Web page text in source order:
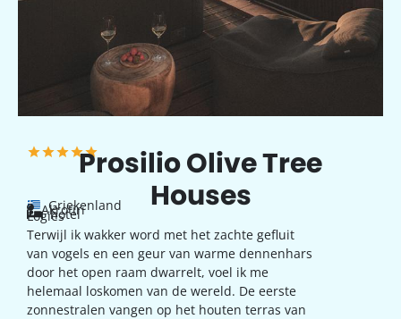
Prosilio Olive Tree
Houses
Griekenland
Akrotiri
hotel
Logies
Terwijl ik wakker word met het zachte gefluit
van vogels en een geur van warme dennenhars
door het open raam dwarrelt, voel ik me
helemaal loskomen van de wereld. De eerste
zonnestralen vangen op het houten terras van